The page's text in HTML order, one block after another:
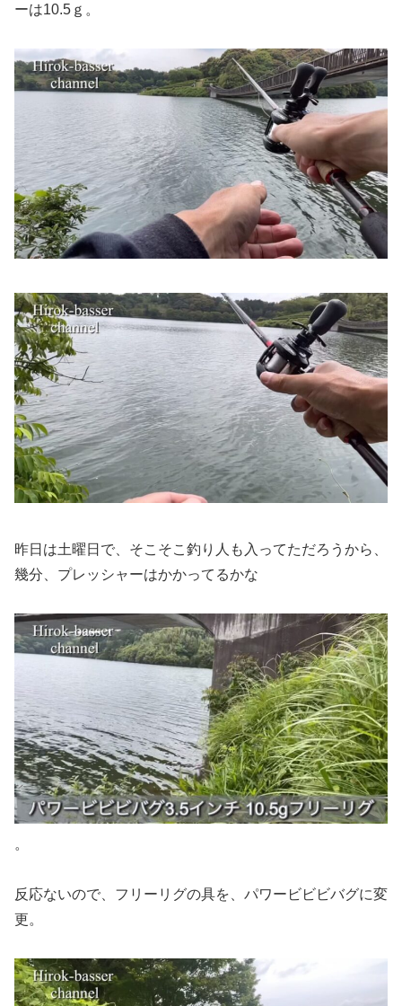
ーは10.5ｇ。
昨日は土曜日で、そこそこ釣り人も入ってただろうから、
幾分、プレッシャーはかかってるかな
。
反応ないので、フリーリグの具を、パワービビビバグに変
更。